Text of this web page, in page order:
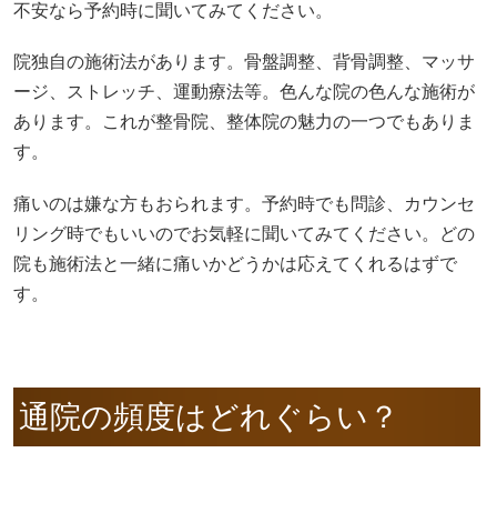
不安なら予約時に聞いてみてください。
院独自の施術法があります。骨盤調整、背骨調整、マッサ
ージ、ストレッチ、運動療法等。色んな院の色んな施術が
あります。これが整骨院、整体院の魅力の一つでもありま
す。
痛いのは嫌な方もおられます。予約時でも問診、カウンセ
リング時でもいいのでお気軽に聞いてみてください。どの
院も施術法と一緒に痛いかどうかは応えてくれるはずで
す。
通院の頻度はどれぐらい？